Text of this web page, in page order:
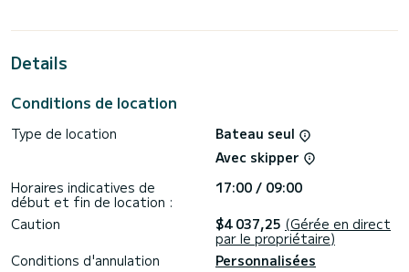
de Agropoli
Ce Dufour 470 est pourvu de 4 toilettes avec douche.
d'un Génois sur enrouleur. Il possède notamment les
d'étrave, Plateforme de bain .
Si vous avez des questions concernant le bateau ou les
conditions de location, vous pouvez envoyer un message via
la plateforme Samboat. Un conseiller SamBoat se chargera
Details
Conditions de location
Type de location
Bateau seul
Avec skipper
Horaires indicatives de
début et fin de location :
17:00 / 09:00
Caution
$4 037,25 (Gérée en direct
par le propriétaire)
Conditions d'annulation
Personnalisées